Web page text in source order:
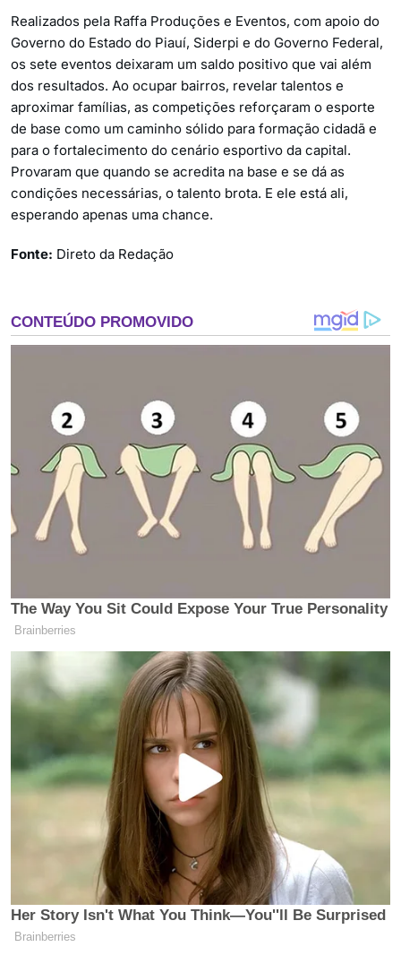
Realizados pela Raffa Produções e Eventos, com apoio do
Governo do Estado do Piauí, Siderpi e do Governo Federal,
os sete eventos deixaram um saldo positivo que vai além
dos resultados. Ao ocupar bairros, revelar talentos e
aproximar famílias, as competições reforçaram o esporte
de base como um caminho sólido para formação cidadã e
para o fortalecimento do cenário esportivo da capital.
Provaram que quando se acredita na base e se dá as
condições necessárias, o talento brota. E ele está ali,
esperando apenas uma chance.
Fonte: Direto da Redação